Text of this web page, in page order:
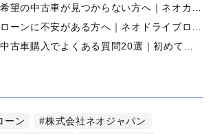
【2026年最新版】希望の中古車が見つからない方へ｜ネオカーオーダーで理想の一台を全国からお探しします
【2026年最新版】ローンに不安がある方へ｜ネオドライブローンの窓口で新しいカーライフをサポート
【2026年最新版】中古車購入でよくある質問20選｜初めての方でも失敗しない完全ガイド【札幌・北海道対応】
ーン
株式会社ネオジャパン